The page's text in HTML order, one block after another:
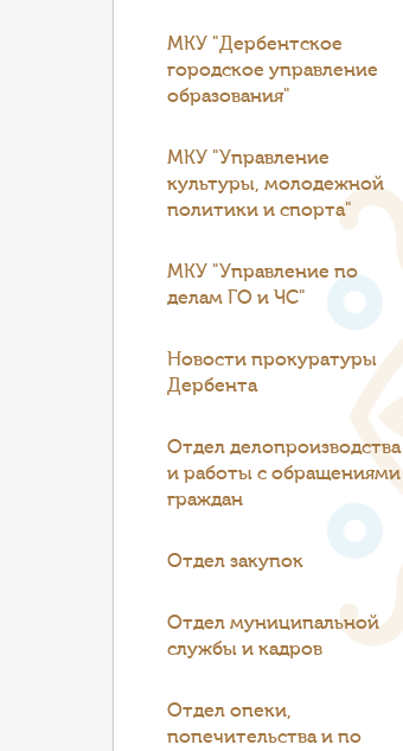
МКУ "Дербентское
городское управление
образования"
МКУ "Управление
культуры, молодежной
политики и спорта"
МКУ "Управление по
делам ГО и ЧС"
Новости прокуратуры
Дербента
Отдел делопроизводства
и работы с обращениями
граждан
Отдел закупок
Отдел муниципальной
службы и кадров
Отдел опеки,
попечительства и по